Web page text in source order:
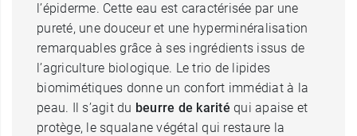
l’épiderme. Cette eau est caractérisée par une
pureté, une douceur et une hyperminéralisation
remarquables grâce à ses ingrédients issus de
l’agriculture biologique. Le trio de lipides
biomimétiques donne un confort immédiat à la
peau. Il s’agit du beurre de karité qui apaise et
protège, le squalane végétal qui restaure la